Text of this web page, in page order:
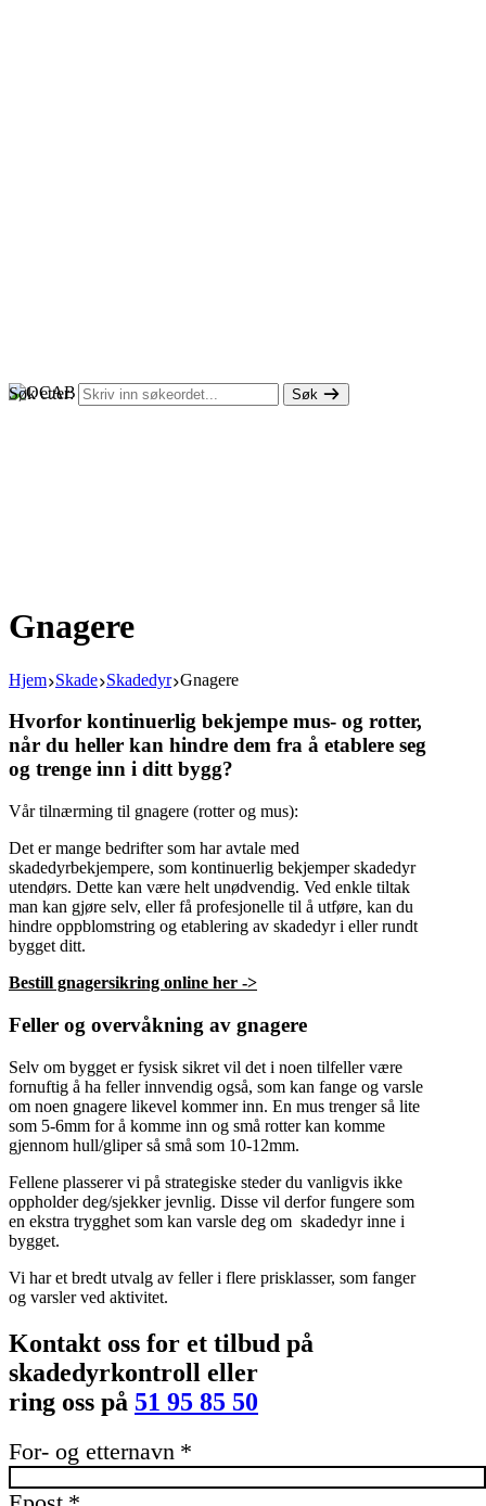
Søk etter: Søk
Gnagere
Hjem Skade Skadedyr Gnagere
Hvorfor kontinuerlig bekjempe mus- og rotter,
når du heller kan hindre dem fra å etablere seg
og trenge inn i ditt bygg?
Vår tilnærming til gnagere (rotter og mus):
Det er mange bedrifter som har avtale med
skadedyrbekjempere, som kontinuerlig bekjemper skadedyr
utendørs. Dette kan være helt unødvendig. Ved enkle tiltak
man kan gjøre selv, eller få profesjonelle til å utføre, kan du
hindre oppblomstring og etablering av skadedyr i eller rundt
bygget ditt.
Bestill gnagersikring online her ->
Feller og overvåkning av gnagere
Selv om bygget er fysisk sikret vil det i noen tilfeller være
fornuftig å ha feller innvendig også, som kan fange og varsle
om noen gnagere likevel kommer inn. En mus trenger så lite
som 5-6mm for å komme inn og små rotter kan komme
gjennom hull/gliper så små som 10-12mm.
Fellene plasserer vi på strategiske steder du vanligvis ikke
oppholder deg/sjekker jevnlig. Disse vil derfor fungere som
en ekstra trygghet som kan varsle deg om skadedyr inne i
bygget.
Vi har et bredt utvalg av feller i flere prisklasser, som fanger
og varsler ved aktivitet.
Kontakt oss for et tilbud på
skadedyrkontroll eller
ring oss på 51 95 85 50
For- og etternavn *